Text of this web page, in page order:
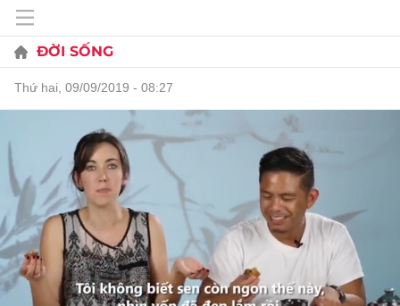
ĐỜI SỐNG
thứ hai, 09/09/2019 - 08:27